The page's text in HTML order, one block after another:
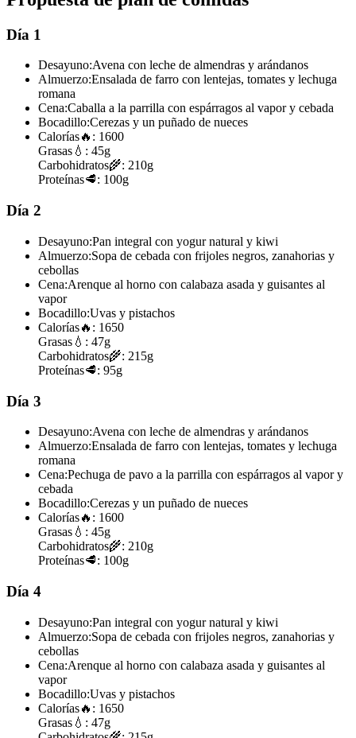
Día 1
Desayuno:Avena con leche de almendras y arándanos
Almuerzo:Ensalada de farro con lentejas, tomates y lechuga
romana
Cena:Caballa a la parrilla con espárragos al vapor y cebada
Bocadillo:Cerezas y un puñado de nueces
Calorías🔥: 1600
Grasas 💧: 45g
Carbohidratos🌾: 210g
Proteínas🥩: 100g
Día 2
Desayuno:Pan integral con yogur natural y kiwi
Almuerzo:Sopa de cebada con frijoles negros, zanahorias y
cebollas
Cena:Arenque al horno con calabaza asada y guisantes al
vapor
Bocadillo:Uvas y pistachos
Calorías🔥: 1650
Grasas 💧: 47g
Carbohidratos🌾: 215g
Proteínas🥩: 95g
Día 3
Desayuno:Avena con leche de almendras y arándanos
Almuerzo:Ensalada de farro con lentejas, tomates y lechuga
romana
Cena:Pechuga de pavo a la parrilla con espárragos al vapor y
cebada
Bocadillo:Cerezas y un puñado de nueces
Calorías🔥: 1600
Grasas 💧: 45g
Carbohidratos🌾: 210g
Proteínas🥩: 100g
Día 4
Desayuno:Pan integral con yogur natural y kiwi
Almuerzo:Sopa de cebada con frijoles negros, zanahorias y
cebollas
Cena:Arenque al horno con calabaza asada y guisantes al
vapor
Bocadillo:Uvas y pistachos
Calorías🔥: 1650
Grasas 💧: 47g